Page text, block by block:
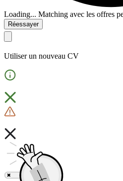
Loading... Matching avec les offres
Réessayer
Utiliser un nouveau CV